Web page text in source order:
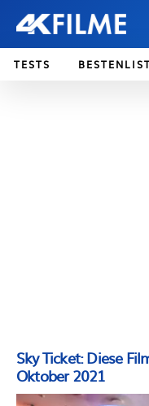
TESTS
Sky Ticket: Diese
Oktober 2021